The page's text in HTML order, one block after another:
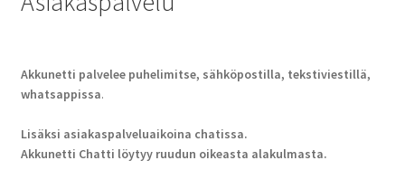
Akkunetti palvelee puhelimitse, sähköpostilla, tekstiviestillä,
whatsappissa.
Lisäksi asiakaspalveluaikoina chatissa.
Akkunetti Chatti löytyy ruudun oikeasta alakulmasta.